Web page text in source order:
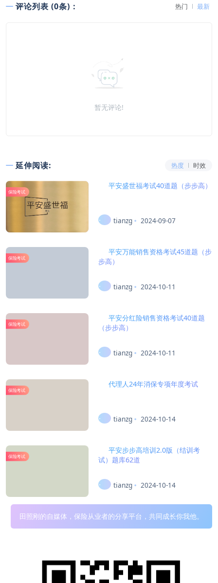
评论列表 (0条)： 热门 最新
暂无评论!
延伸阅读: 热度 时效
保险考试
平安盛世福考试40道题（步步高）
tianzg 2024-09-07
保险考试
平安万能销售资格考试45道题（步
步高）
tianzg 2024-10-11
保险考试
平安分红险销售资格考试40道题
（步步高）
tianzg 2024-10-11
保险考试
代理人24年消保专项年度考试
tianzg 2024-10-14
保险考试
平安步步高培训2.0版（结训考
试）题库62道
tianzg 2024-10-14
田照刚的自媒体，保险从业者的分享平台，共同成长你我他。